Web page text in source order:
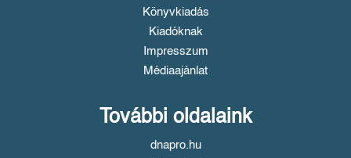
Könyvkiadás
Kiadóknak
Impresszum
Médiaajánlat
További oldalaink
dnapro.hu